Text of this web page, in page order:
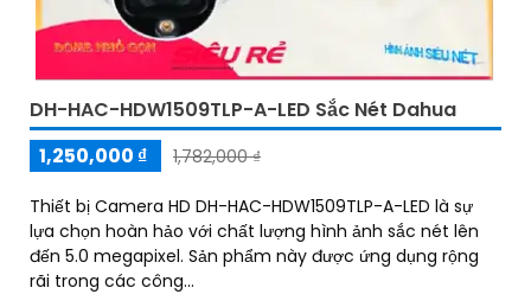
DH-HAC-HDW1509TLP-A-LED Sắc Nét Dahua
1,250,000 ₫
1,782,000 ₫
Thiết bị Camera HD DH-HAC-HDW1509TLP-A-LED là sự
lựa chọn hoàn hảo với chất lượng hình ảnh sắc nét lên
đến 5.0 megapixel. Sản phẩm này được ứng dụng rộng
rãi trong các công...